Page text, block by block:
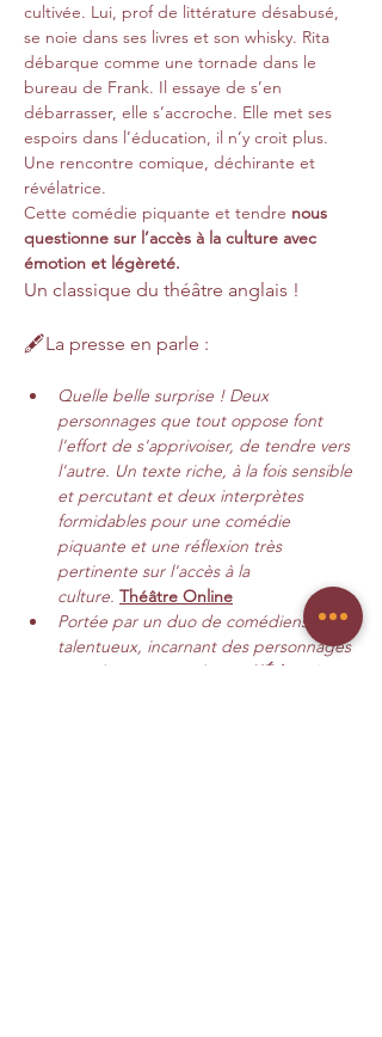
cultivée. Lui, prof de littérature désabusé,
se noie dans ses livres et son whisky. Rita
débarque comme une tornade dans le
bureau de Frank. Il essaye de s’en
débarrasser, elle s’accroche. Elle met ses
espoirs dans l’éducation, il n’y croit plus.
Une rencontre comique, déchirante et
révélatrice.
Cette comédie piquante et tendre nous
questionne sur l’accès à la culture avec
émotion et légèreté.
Un classique du théâtre anglais !
🖋️La presse en parle :
Quelle belle surprise ! Deux
personnages que tout oppose font
l'effort de s'apprivoiser, de tendre vers
l'autre. Un texte riche, à la fois sensible
et percutant et deux interprètes
formidables pour une comédie
piquante et une réflexion très
pertinente sur l'accès à la
culture. Théâtre Online
Portée par un duo de comédiens
talentueux, incarnant des personnages
complexes et attachants,
L’Éducation